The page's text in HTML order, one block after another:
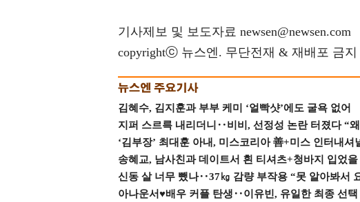
기사제보 및 보도자료 newsen@newsen.com
copyrightⓒ 뉴스엔. 무단전재 & 재배포 금지
김혜수, 김지훈과 부부 케미 ‘얼빡샷’에도 굴욕 없어
지퍼 스르륵 내리더니‥비비, 선정성 논란 터졌다 “
‘김부장’ 최대훈 아내, 미스코리아 善+미스 인터내셔
송혜교, 남사친과 데이트서 흰 티셔츠+청바지 입었
신동 살 너무 뺐나‥37㎏ 감량 부작용 “못 알아봐서
아나운서♥배우 커플 탄생‥이유빈, 유일한 최종 선택